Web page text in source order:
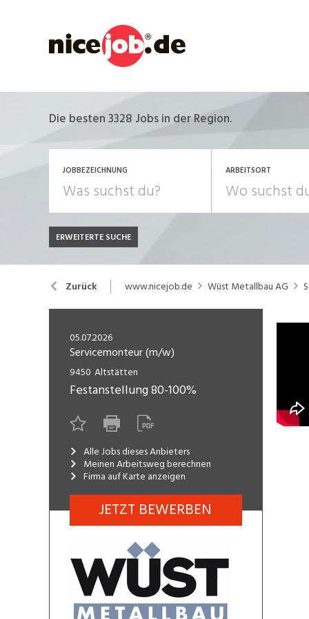
Die besten 3328 Jobs in der Region.
JOBBEZEICHNUNG ARBEITSORT
JOB-TYP
Festanstellung
Freelance
Lehrstelle
Bank, Versicherung
Chemie, Pharma, Biotechnologie
Engineering, Technik, Architektur
Gastronomie, Hotellerie,
Tourismus, Lebensmittel
Informatik, Telekommunikation
Marketing, Kommunikation,
Medien, Druck
Verkauf, Handel, Kundenberatung,
Aussendienst
ERWEITERTE SUCHE
Zurück www.nicejob.de Wüst Metallbau AG
05.07.2026
Servicemonteur (m/w)
9450 Altstätten
Festanstellung80-100%
Alle Jobs dieses Anbieters
Meinen Arbeitsweg berechnen
Firma auf Karte anzeigen
JETZT BEWERBEN